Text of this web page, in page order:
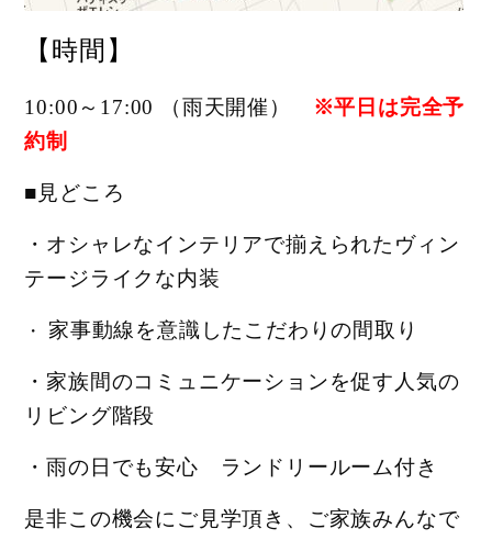
【時間】
10:00～17:00 （雨天開催）
※平日は完全予
約制
■見どころ
・オシャレなインテリアで揃えられたヴィン
テージライクな内装
・ 家事動線を意識したこだわりの間取り
・家族間のコミュニケーションを促す人気の
リビング階段
・雨の日でも安心 ランドリールーム付き
是非この機会にご見学頂き、ご家族みんなで